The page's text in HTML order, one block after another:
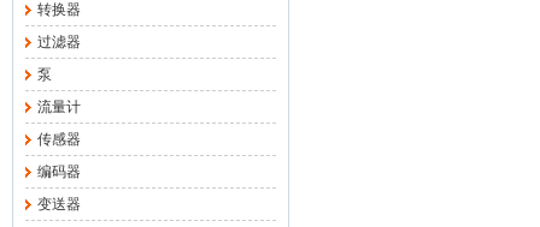
转换器
过滤器
泵
流量计
传感器
编码器
变送器